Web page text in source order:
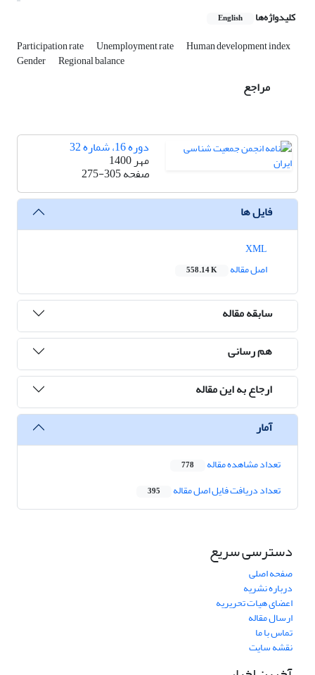
کلیدواژه‌ها English
Participation rate Unemployment rate Human development index
Gender Regional balance
مراجع
دوره 16، شماره 32
مهر 1400
صفحه275-305
فایل ها
اصل مقاله
558.14 K
سابقه مقاله
هم رسانی
ارجاع به این مقاله
آمار
تعداد مشاهده مقاله 778
تعداد دریافت فایل اصل مقاله 395
دسترسی سریع
صفحه اصلی
درباره نشریه
اعضای هیات تحریریه
ارسال مقاله
تماس با ما
نقشه سایت